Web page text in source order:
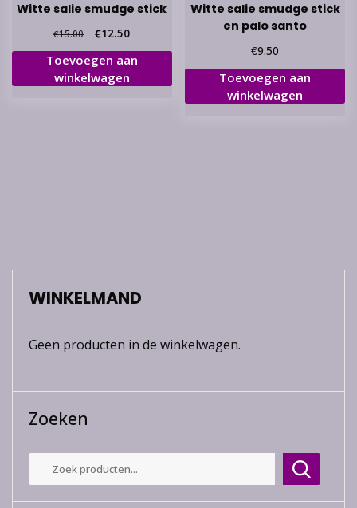
Witte salie smudge stick
€15.00
Oorspronkelijke
prijs
was:
€15.00.
€12.50Huidige
prijs
is:
Toevoegen aan
winkelwagen
Witte salie smudge stick
en palo santo
€9.50
Toevoegen aan
winkelwagen
WINKELMAND
Geen producten in de winkelwagen.
Zoeken